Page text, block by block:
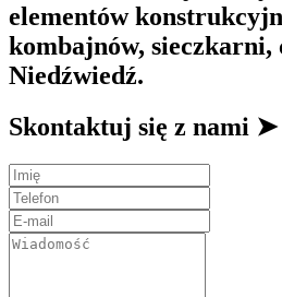
elementów
kombajnów, sieczkarni,
Niedźwiedź.
Skontaktuj się z nami